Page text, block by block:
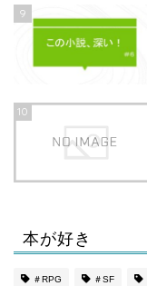
9
10
本が好き
＃RPG ＃SF